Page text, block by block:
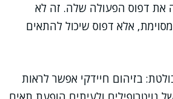
את דפוס הפעולה שלה. זה לא
אלא דפוס שיכול להתאים
בזיהום חיידקי אפשר לראות